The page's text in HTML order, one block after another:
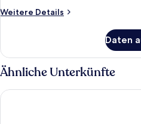
Weitere Details
Weitere
Zimmer,
1 King-
Bett,
Daten
Ähnliche Unterkünfte
Golden Tulip Hotel Central